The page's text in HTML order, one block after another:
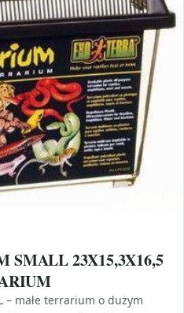
SMALL 23X15,3X16,5
– małe terrarium o dużym